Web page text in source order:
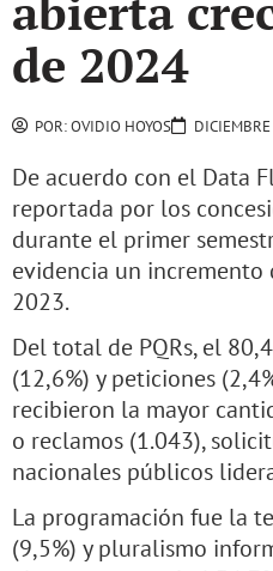
de 2024
POR:OVIDIO HOYOS
De acuerdo con el Data
reportada por los
durante el primer
evidencia un incremento
2023.
Del total de PQRs, el
(12,6%) y peticiones
recibieron la mayor
o reclamos (1.043),
nacionales públicos
La programación fue la
(9,5%) y pluralismo